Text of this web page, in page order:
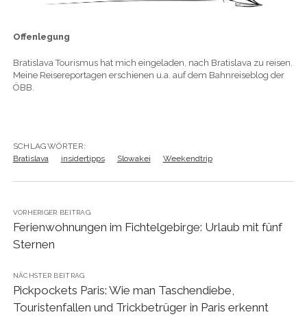
Offenlegung
Bratislava Tourismus hat mich eingeladen, nach Bratislava zu reisen.
Meine Reisereportagen erschienen u.a. auf dem Bahnreiseblog der
ÖBB.
SCHLAGWÖRTER:
Bratislava
insidertipps Slowakei Weekendtrip
VORHERIGER BEITRAG
Ferienwohnungen im Fichtelgebirge: Urlaub mit fünf
Sternen
NÄCHSTER BEITRAG
Pickpockets Paris: Wie man Taschendiebe,
Touristenfallen und Trickbetrüger in Paris erkennt